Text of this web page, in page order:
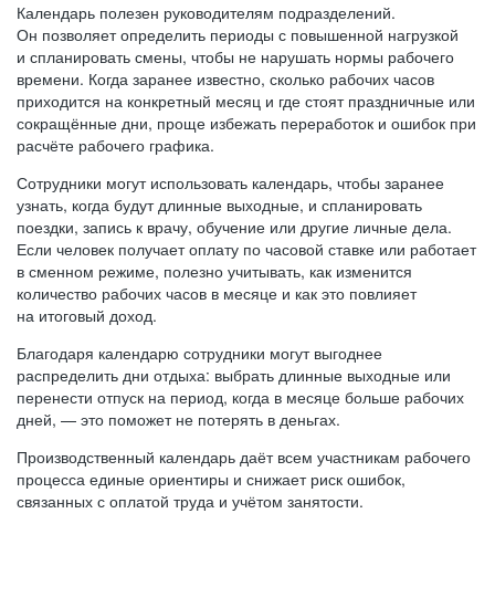
Календарь полезен руководителям подразделений.
Он позволяет определить периоды с повышенной нагрузкой
и спланировать смены, чтобы не нарушать нормы рабочего
времени. Когда заранее известно, сколько рабочих часов
приходится на конкретный месяц и где стоят праздничные или
сокращённые дни, проще избежать переработок и ошибок при
расчёте рабочего графика.
Сотрудники могут использовать календарь, чтобы заранее
узнать, когда будут длинные выходные, и спланировать
поездки, запись к врачу, обучение или другие личные дела.
Если человек получает оплату по часовой ставке или работает
в сменном режиме, полезно учитывать, как изменится
количество рабочих часов в месяце и как это повлияет
на итоговый доход.
Благодаря календарю сотрудники могут выгоднее
распределить дни отдыха: выбрать длинные выходные или
перенести отпуск на период, когда в месяце больше рабочих
дней, — это поможет не потерять в деньгах.
Производственный календарь даёт всем участникам рабочего
процесса единые ориентиры и снижает риск ошибок,
связанных с оплатой труда и учётом занятости.